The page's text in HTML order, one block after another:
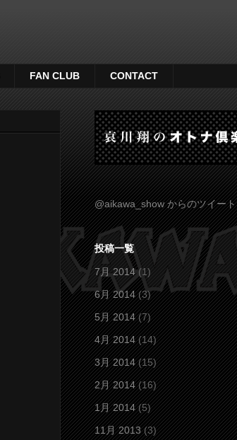
FAN CLUB CONTACT
@aikawa_show からのツイート
投稿一覧
7月 2014(1)
6月 2014(3)
5月 2014(7)
4月 2014(14)
3月 2014(15)
2月 2014(16)
1月 2014(5)
11月 2013(3)